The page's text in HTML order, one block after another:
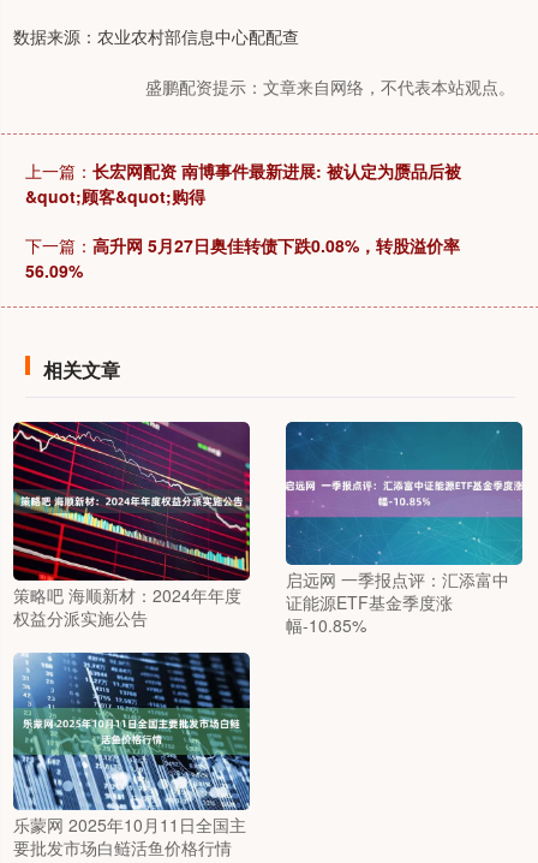
数据来源：农业农村部信息中心配配查
盛鹏配资提示：文章来自网络，不代表本站观点。
上一篇： 长宏网配资 南博事件最新进展: 被认定为赝品后被
&quot;顾客&quot;购得
下一篇： 高升网 5月27日奥佳转债下跌0.08%，转股溢价率
56.09%
相关文章
策略吧 海顺新材：2024年年度
权益分派实施公告
启远网 一季报点评：汇添富中
证能源ETF基金季度涨
幅-10.85%
乐蒙网 2025年10月11日全国主
要批发市场白鲢活鱼价格行情